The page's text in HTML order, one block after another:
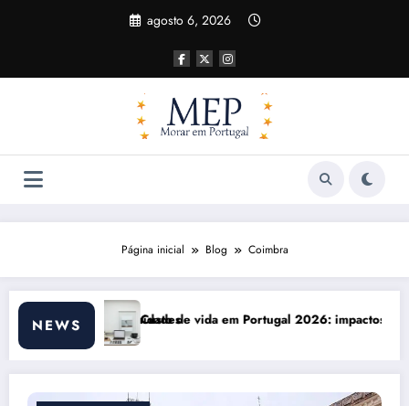
agosto 6, 2026
Página inicial Blog Coimbra
NEWS
2026: impactos reais e ajustes necessáriosComunicação com